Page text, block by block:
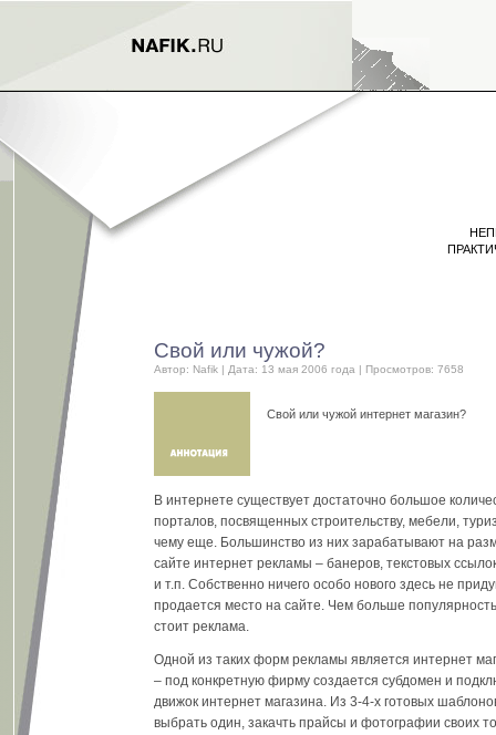
Свой или чужой?
Автор: Nafik | Дата: 13 мая 2006 года | Просмотров: 7658
Свой или чужой интернет магазин?
В интернете существует достаточно большое
порталов, посвященных строительству, мебели,
чему еще. Большинство из них зарабатывают на
сайте интернет рекламы – банеров, текстовых
и т.п. Собственно ничего особо нового здесь не
продается место на сайте. Чем больше
стоит реклама.
Одной из таких форм рекламы является интернет
– под конкретную фирму создается субдомен и
движок интернет магазина. Из 3-4-х готовых
выбрать один, закачть прайсы и фотографии своих